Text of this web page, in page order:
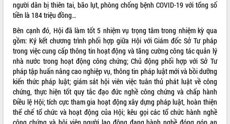
Minh
Lễ truy điệu và an táng hài cốt liệt sĩ
tại Nghĩa trang Liệt sĩ xã Sơn Hòa
Bàn giải pháp tháo gỡ khó khăn trong
xuất khẩu sầu riêng và triển khai quy
định EUDR
Thứ trưởng Bộ Nông nghiệp và Môi
trường Nguyễn Hoàng Hiệp khảo sát
vùng trồng và doanh nghiệp đóng gói
sầu riêng tại Đắk Lắk
Trình diễn nghệ thuật chế biến các
THỐNG KÊ TRUY CẬP
Hôm nay: 9921
Tất cả: 66055244
người dân bị thiên tai, bão lụt, phòng chống bệnh COVID-19 với tổng số
tiền là 184 triệu đồng…
Bên cạnh đó, Hội đã làm tốt 5 nhiệm vụ trọng tâm trong nhiệm kỳ qua
gồm: Ký kết chương trình phối hợp giữa Hội với Giám đốc Sở Tư pháp
trong việc cung cấp thông tin hoạt động và tăng cường công tác quản lý
nhà nước trong hoạt động công chứng; Chủ động phối hợp với Sở Tư
pháp tập huấn nâng cao nghiệp vụ, thông tin pháp luật mới và bồi dưỡng
kiến thức pháp luật; giám sát hội viên việc tuân thủ phát luật về công
chứng, thực hiện tốt quy tắc đạo đức nghề công chứng và chấp hành
Điều lệ Hội; tích cực tham gia hoạt động xây dựng pháp luật, hoàn thiện
thể chế tổ chức và hoạt động của Hội; kêu gọi các tổ chức hành nghề
công chứng và hội viên người lao động đang hành nghề đóng góp an